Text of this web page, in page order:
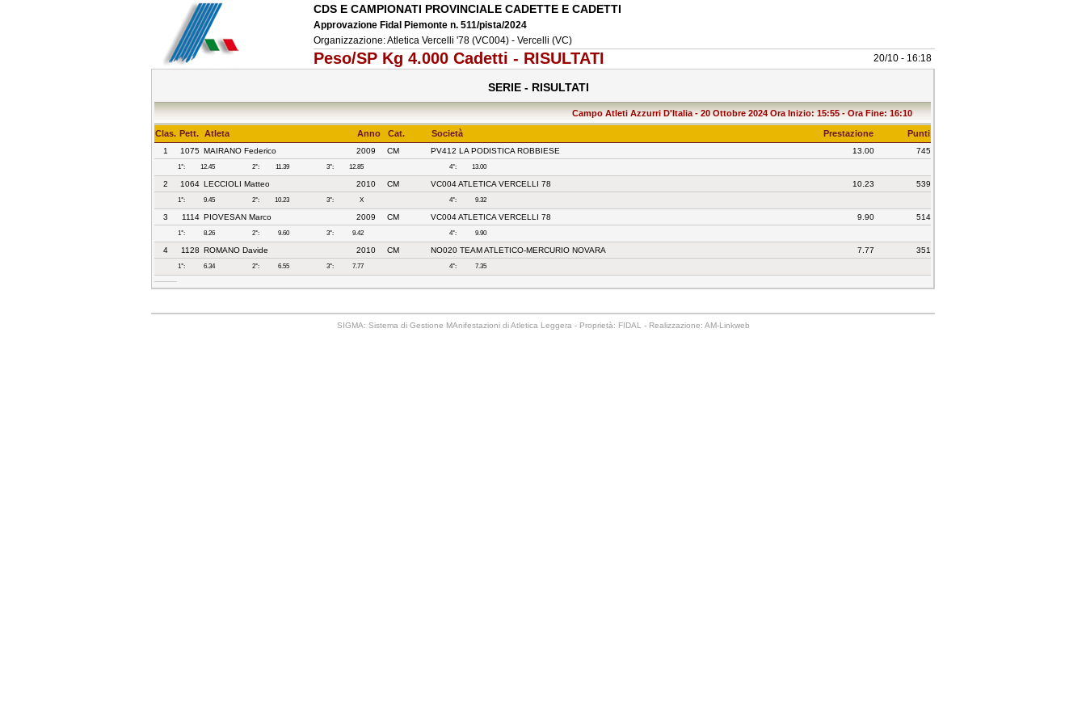
CDS E CAMPIONATI PROVINCIALE CADETTE E CADETTI
Approvazione Fidal Piemonte n. 511/pista/2024
Organizzazione: Atletica Vercelli '78 (VC004) - Vercelli (VC)
Peso/SP Kg 4.000 Cadetti - RISULTATI 20/10 - 16:18
SERIE - RISULTATI
Campo Atleti Azzurri D'Italia - 20 Ottobre 2024 Ora Inizio: 15:55 - Ora Fine: 16:10
Clas. Pett. Atleta Anno Cat. Società Prestazione Punti
1 1075 MAIRANO Federico 2009 CM PV412 LA PODISTICA ROBBIESE 13.00 745
1°: 12.45 2°: 11.39 3°: 12.85 4°: 13.00
2 1064 LECCIOLI Matteo 2010 CM VC004 ATLETICA VERCELLI 78 10.23 539
1°: 9.45 2°: 10.23 3°: X 4°: 9.32
3 1114 PIOVESAN Marco 2009 CM VC004 ATLETICA VERCELLI 78 9.90 514
1°: 8.26 2°: 9.60 3°: 9.42 4°: 9.90
4 1128 ROMANO Davide 2010 CM NO020 TEAM ATLETICO-MERCURIO NOVARA 7.77 351
1°: 6.34 2°: 6.55 3°: 7.77 4°: 7.35
SIGMA: Sistema di Gestione MAnifestazioni di Atletica Leggera - Proprietà: FIDAL - Realizzazione: AM-Linkweb